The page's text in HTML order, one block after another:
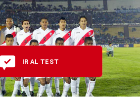
IR AL TEST